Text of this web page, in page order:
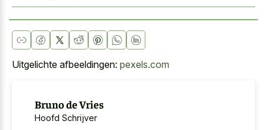
Uitgelichte afbeeldingen: pexels.com
Bruno de Vries
Hoofd Schrijver